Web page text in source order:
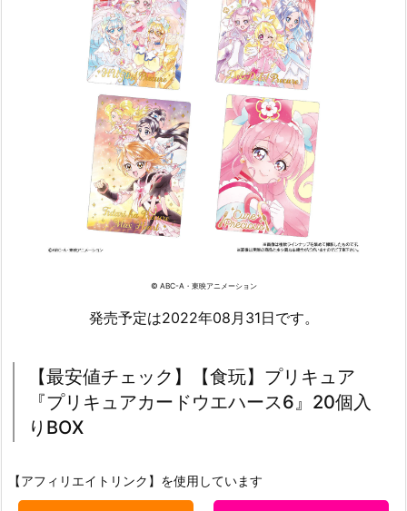
© ABC-A・東映アニメーション
発売予定は2022年08月31日です。
【最安値チェック】【食玩】プリキュア
『プリキュアカードウエハース6』20個入
りBOX
【アフィリエイトリンク】を使用しています